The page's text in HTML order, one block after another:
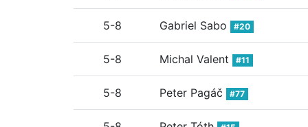
5-8 Gabriel Sabo #20
5-8 Michal Valent #11
5-8 Peter Pagáč #77